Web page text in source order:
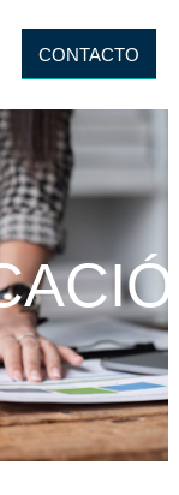
CONTACTO